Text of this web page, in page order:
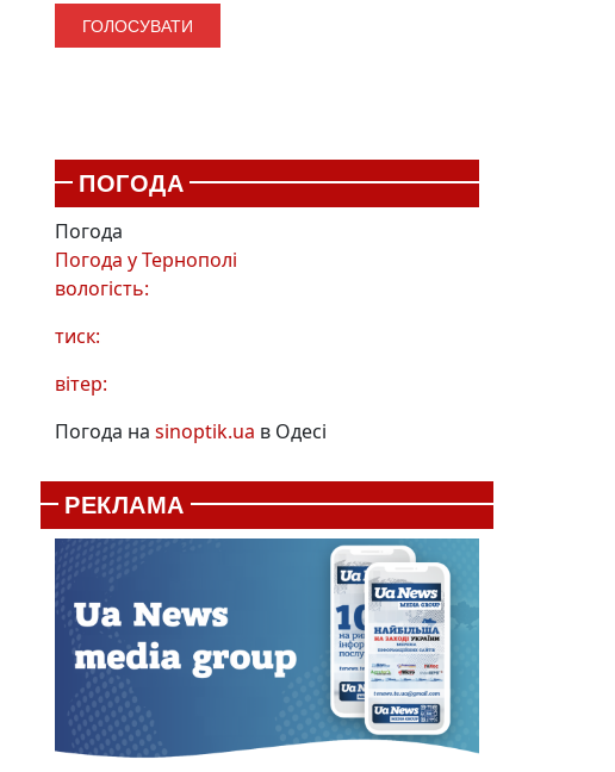
ПОГОДА
Погода
Погода уТернополі
вологість:
тиск:
вітер:
Погода на sinoptik.ua в Одесі
РЕКЛАМА